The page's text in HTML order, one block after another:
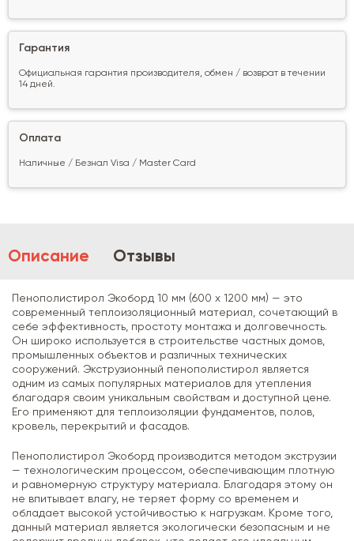
Гарантия
Официальная гарантия производителя, обмен / возврат в течении
14 дней.
Оплата
Наличные / Безнал Visa / Master Card
Описание Отзывы
Пенополистирол Экоборд 10 мм (600 х 1200 мм) — это
современный теплоизоляционный материал, сочетающий в
себе эффективность, простоту монтажа и долговечность.
Он широко используется в строительстве частных домов,
промышленных объектов и различных технических
сооружений. Экструзионный пенополистирол является
одним из самых популярных материалов для утепления
благодаря своим уникальным свойствам и доступной цене.
Его применяют для теплоизоляции фундаментов, полов,
кровель, перекрытий и фасадов.
Пенополистирол Экоборд производится методом экструзии
— технологическим процессом, обеспечивающим плотную
и равномерную структуру материала. Благодаря этому он
не впитывает влагу, не теряет форму со временем и
обладает высокой устойчивостью к нагрузкам. Кроме того,
данный материал является экологически безопасным и не